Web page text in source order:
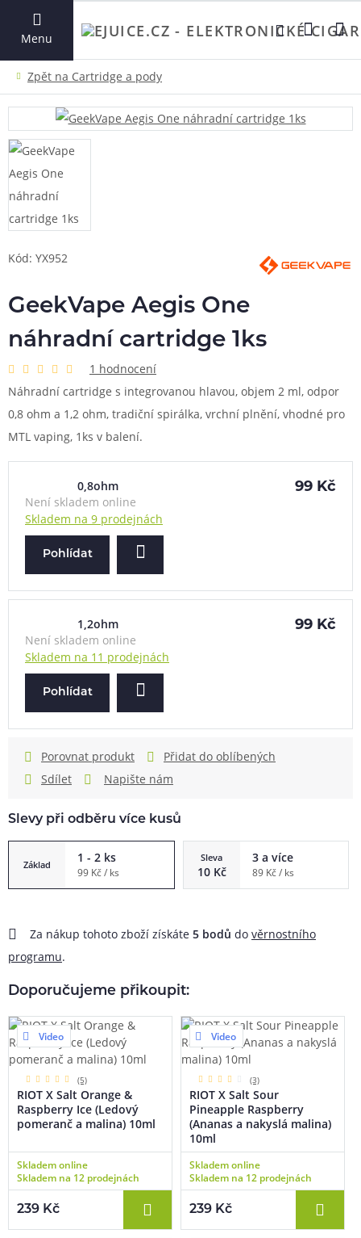
Menu
VYHLEDAT
Kód: YX952
GeekVape Aegis One
náhradní cartridge 1ks
1 hodnocení
Náhradní cartridge s integrovanou hlavou, objem 2 ml, odpor
0,8 ohm a 1,2 ohm, tradiční spirálka, vrchní plnění, vhodné pro
MTL vaping, 1ks v balení.
0,8ohm
Není skladem online
Skladem na 9 prodejnách
99 Kč
Pohlídat
1,2ohm
Není skladem online
Skladem na 11 prodejnách
99 Kč
Pohlídat
Porovnat produkt
Přidat do oblíbených
Sdílet
Napište nám
Slevy při odběru více kusů
Základ 1 - 2 ks
99 Kč / ks
Sleva
10 Kč
3 a více
89 Kč / ks
Za nákup tohoto zboží získáte 5 bodů do věrnostního
programu.
Doporučujeme přikoupit:
Video
(5)
RIOT X Salt Orange &
Raspberry Ice (Ledový
pomeranč a malina) 10ml
Skladem online
Skladem na 12 prodejnách
239 Kč
Video
(3)
RIOT X Salt Sour
Pineapple Raspberry
(Ananas a nakyslá malina)
10ml
Skladem online
Skladem na 12 prodejnách
239 Kč